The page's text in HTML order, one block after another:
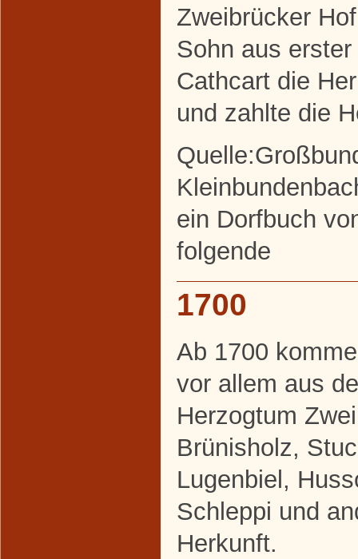
Zweibrücker
Sohn aus
Cathcart die
und zahlte die
ein Dorfbuch
folgende
1700
Ab 1700
vor allem aus
Herzogtum
Brünisholz,
Lugenbiel,
Schleppi und
Herkunft.